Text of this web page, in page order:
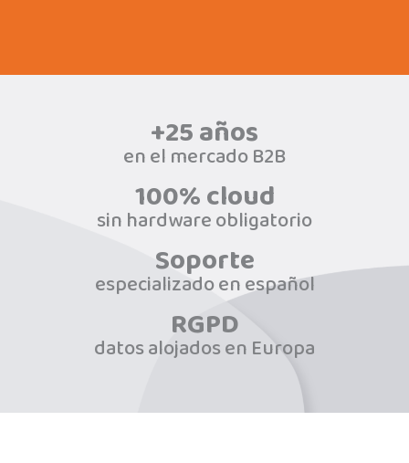
+25 años
en el mercado B2B
100% cloud
sin hardware obligatorio
Soporte
especializado en español
RGPD
datos alojados en Europa